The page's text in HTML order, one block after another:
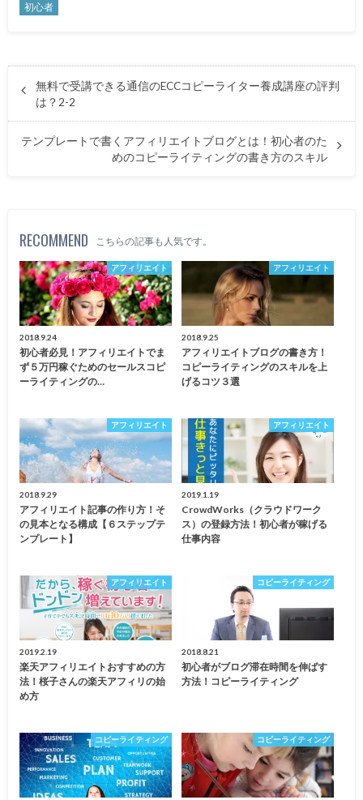
初心者
無料で受講できる通信のECCコピーライター養成講座の評判
は？2-2
テンプレートで書くアフィリエイトブログとは！初心者のた
めのコピーライティングの書き方のスキル
RECOMMEND こちらの記事も人気です。
アフィリエイト
2018.9.24
初心者必見！アフィリエイトでま
ず５万円稼ぐためのセールスコピ
ーライティングの…
アフィリエイト
2018.9.25
アフィリエイトブログの書き方！
コピーライティングのスキルを上
げるコツ３選
アフィリエイト
2018.9.29
アフィリエイト記事の作り方！そ
の見本となる構成【６ステップテ
ンプレート】
アフィリエイト
2019.1.19
CrowdWorks（クラウドワーク
ス）の登録方法！初心者が稼げる
仕事内容
アフィリエイト
2019.2.19
楽天アフィリエイトおすすめの方
法！桜子さんの楽天アフィリの始
め方
コピーライティング
2018.8.21
初心者がブログ滞在時間を伸ばす
方法！コピーライティング
コピーライティング コピーライティング